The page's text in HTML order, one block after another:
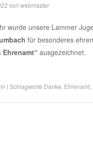
von webmaster
wurde unsere Lammer
für besonderes
ausgezeichnet.
| Schlagworte Danke Ehrenamt,